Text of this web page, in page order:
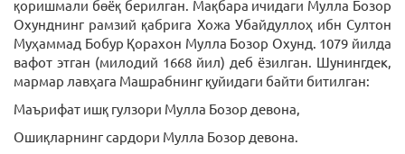
қоришмали бөёқ берилган. Мақбара ичидаги Мулла Бозор
Охунднинг рамзий қабрига Хожа Убайдуллоҳ ибн Султон
Муҳаммад Бобур Қорахон Мулла Бозор Охунд. 1079 йилда
вафот этган (милодий 1668 йил) деб ёзилган. Шунингдек,
мармар лавҳага Машрабнинг қуйидаги байти битилган:
Маърифат ишқ гулзори Мулла Бозор девона,
Ошиқларнинг сардори Мулла Бозор девона.